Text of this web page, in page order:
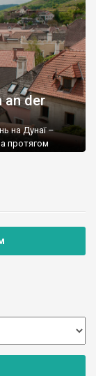
an der
на Дунаї –
протягом